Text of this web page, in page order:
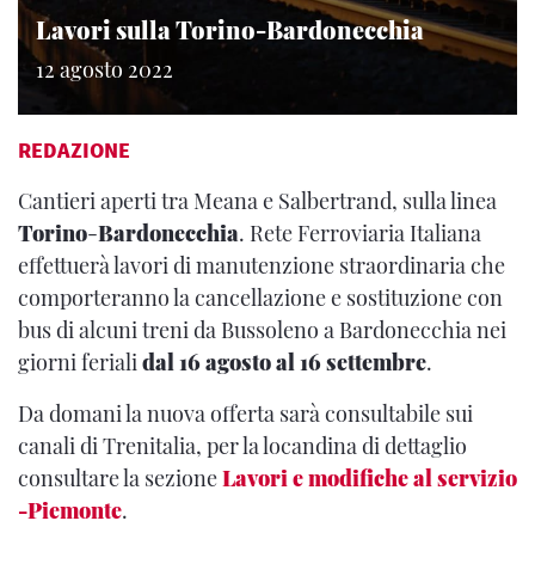
Lavori sulla Torino-Bardonecchia
12 agosto 2022
REDAZIONE
Cantieri aperti tra Meana e Salbertrand, sulla linea
Torino-Bardonecchia. Rete Ferroviaria Italiana
effettuerà lavori di manutenzione straordinaria che
comporteranno la cancellazione e sostituzione con
bus di alcuni treni da Bussoleno a Bardonecchia nei
giorni ferialidal 16 agosto al 16 settembre.
Da domani la nuova offerta sarà consultabile sui
canali di Trenitalia, per la locandina di dettaglio
consultare la sezioneLavori e modifiche al servizio
-Piemonte.